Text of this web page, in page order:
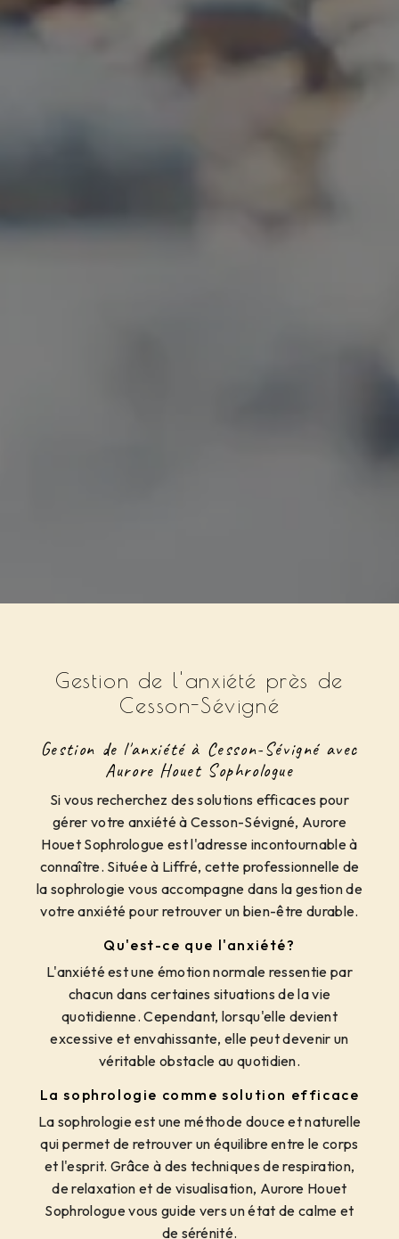
Gestion de l'anxiété près de
Cesson-Sévigné
Gestion de l'anxiété à Cesson-Sévigné avec
Aurore Houet Sophrologue
Si vous recherchez des solutions efficaces pour
gérer votre anxiété à Cesson-Sévigné, Aurore
Houet Sophrologue est l'adresse incontournable à
connaître. Située à Liffré, cette professionnelle de
la sophrologie vous accompagne dans la gestion de
votre anxiété pour retrouver un bien-être durable.
Qu'est-ce que l'anxiété?
L'anxiété est une émotion normale ressentie par
chacun dans certaines situations de la vie
quotidienne. Cependant, lorsqu'elle devient
excessive et envahissante, elle peut devenir un
véritable obstacle au quotidien.
La sophrologie comme solution efficace
La sophrologie est une méthode douce et naturelle
qui permet de retrouver un équilibre entre le corps
et l'esprit. Grâce à des techniques de respiration,
de relaxation et de visualisation, Aurore Houet
Sophrologue vous guide vers un état de calme et
de sérénité.